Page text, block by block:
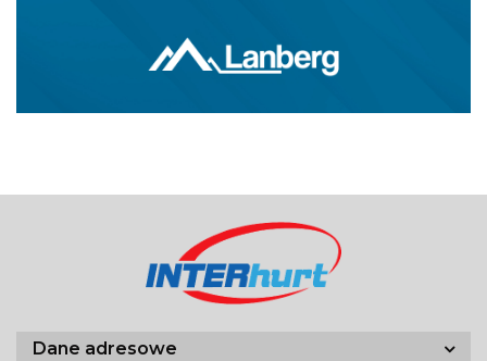
Dane adresowe